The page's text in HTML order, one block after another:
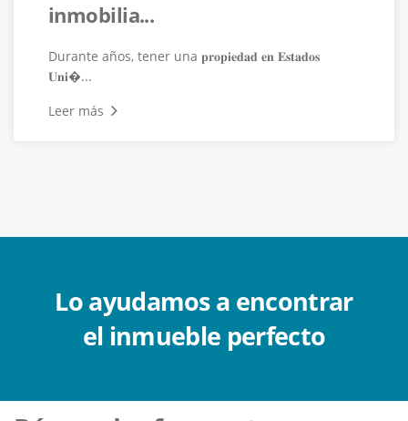
inmobilia...
Durante años, tener una 𝐩𝐫𝐨𝐩𝐢𝐞𝐝𝐚𝐝 𝐞𝐧 𝐄𝐬𝐭𝐚𝐝𝐨𝐬
𝐔𝐧𝐢�...
Leer más
Lo ayudamos a encontrar
el inmueble perfecto